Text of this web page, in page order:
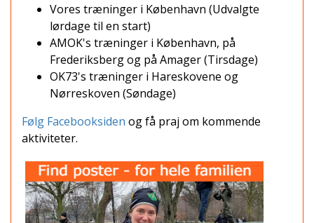
Vores træninger i København (Udvalgte
lørdage til en start)
AMOK's træninger i København, på
Frederiksberg og på Amager (Tirsdage)
OK73's træninger i Hareskovene og
Nørreskoven (Søndage)
Følg Facebooksiden og få praj om kommende
aktiviteter.